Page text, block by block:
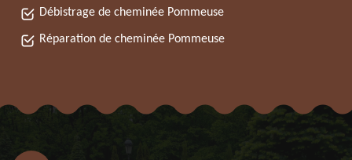
Débistrage de cheminée Pommeuse
Réparation de cheminée Pommeuse